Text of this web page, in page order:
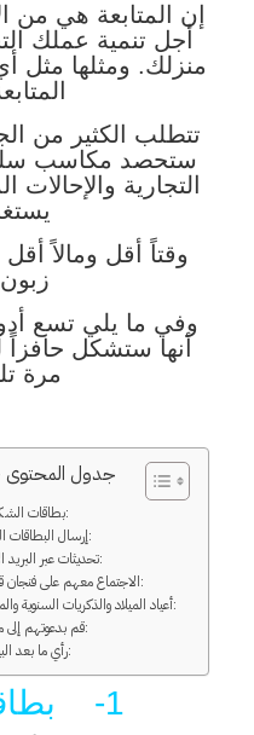
إن المتابعة هي من
أجل تنمية عملك
منزلك. ومثلها مثل
تتطلب الكثير من
ستحصد مكاسب
التجارية
وقتاً أقل ومالاً
وفي ما يلي تسع
أنها ستشكل حافزاً
مرة
Table of Contents - جدول المحتوى
1- بطاقات الشكر:
2- إرسال البطاقات البريدية:
3- تحديثات عبر البريد الالكتروني:
4- الاجتماع معهم على فنجان قهوة أو وجبة غداء:
5- أعياد الميلاد والذكريات السنوية والمناسبات الخاصة الأخرى:
8- قم بدعوتهم إلى منزلك:
9- رأي ما بعد البيع:
1- بطاقات الشكر: